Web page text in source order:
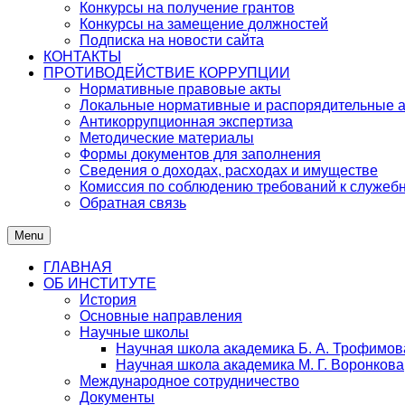
Конкурсы на получение грантов
Конкурсы на замещение должностей
Подписка на новости сайта
КОНТАКТЫ
ПРОТИВОДЕЙСТВИЕ КОРРУПЦИИ
Нормативные правовые акты
Локальные нормативные и распорядительные
Антикоррупционная экспертиза
Методические материалы
Формы документов для заполнения
Сведения о доходах, расходах и имуществе
Комиссия по соблюдению требований к
Обратная связь
Menu
ГЛАВНАЯ
ОБ ИНСТИТУТЕ
История
Основные направления
Научные школы
Научная школа академика Б. А.
Научная школа академика М. Г. Воронкова
Международное сотрудничество
Документы